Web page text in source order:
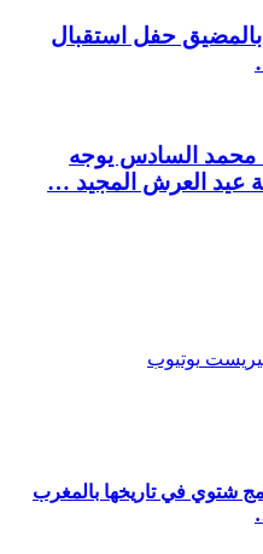
بالمضيق حفل استقبال
محمد السادس يوجه
عيد العرش المجيد …
يوتيوب
شتوي في تاريخها بالمغرب